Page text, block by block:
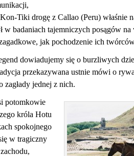
Tiki drogę z Callao (Peru) właśnie
w badaniach tajemniczych posągów
jak pochodzenie ich
dowiadujemy się o burzliwych
przekazywana ustnie mówi o
zagłady jednej z nich.
potomkowie
króla Hotu
spokojnego
w tragiczny